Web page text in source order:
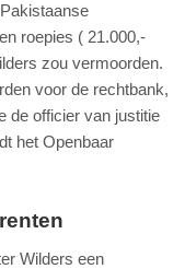
roepies ( 21.000,-
zou vermoorden.
voor de rechtbank,
de officier van justitie
het Openbaar
Wilders een